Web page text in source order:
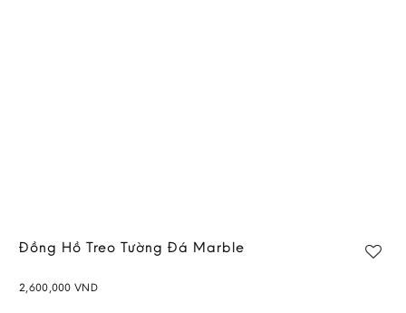
Đồng Hồ Treo Tường Đá Marble
2,600,000 VND